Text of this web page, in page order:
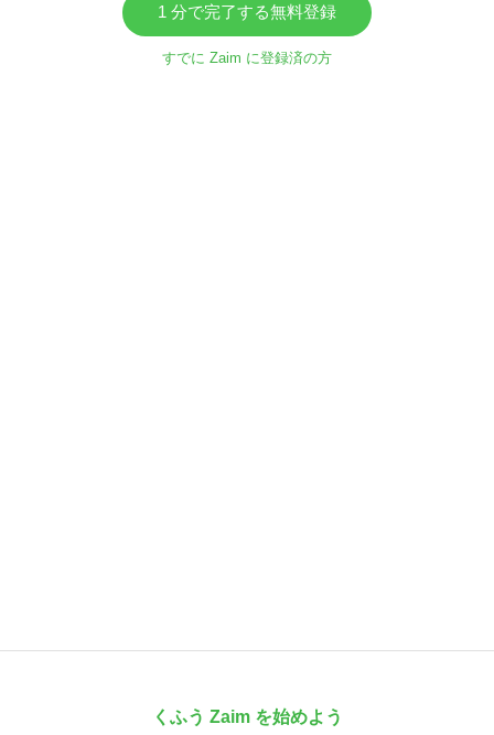
1 分で完了する無料登録
すでに Zaim に登録済の方
くふう Zaim を始めよう